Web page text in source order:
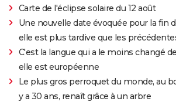
Carte de l'éclipse solaire du 12 août
Une nouvelle date évoquée pour la fin
elle est plus tardive que les
C'est la langue qui a le moins changé
elle est européenne
Le plus gros perroquet du monde, au
y a 30 ans, renaît grâce à un arbre